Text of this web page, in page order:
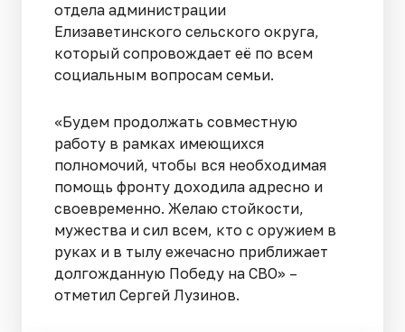
отдела администрации
Елизаветинского сельского округа,
который сопровождает её по всем
социальным вопросам семьи.
«Будем продолжать совместную
работу в рамках имеющихся
полномочий, чтобы вся необходимая
помощь фронту доходила адресно и
своевременно. Желаю стойкости,
мужества и сил всем, кто с оружием в
руках и в тылу ежечасно приближает
долгожданную Победу на СВО» –
отметил Сергей Лузинов.